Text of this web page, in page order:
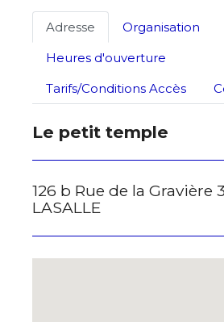
* Champ obligatoire
Nom
Statut / Organisation
* Champ obligatoire
Adresse
Organisation
Heures d'ouverture
Tarifs/Conditions Accès
Le petit temple
126 b Rue de la Gravière
LASALLE